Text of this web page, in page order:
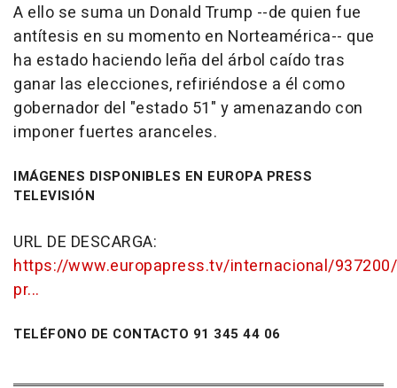
A ello se suma un Donald Trump --de quien fue
antítesis en su momento en Norteamérica-- que
ha estado haciendo leña del árbol caído tras
ganar las elecciones, refiriéndose a él como
gobernador del "estado 51" y amenazando con
imponer fuertes aranceles.
IMÁGENES DISPONIBLES EN EUROPA PRESS
TELEVISIÓN
URL DE DESCARGA:
https://www.europapress.tv/internacional/
pr...
TELÉFONO DE CONTACTO 91 345 44 06